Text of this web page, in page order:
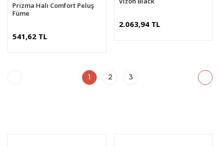
Prizma Halı Comfort Peluş
Füme
541,62 TL
2.063,94 TL
1 2 3